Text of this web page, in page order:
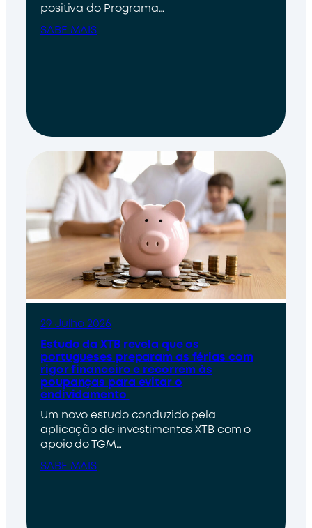
positiva do Programa…
SABE MAIS
29 Julho 2026
Estudo da XTB revela que os
portugueses preparam as férias com
rigor financeiro e recorrem às
poupanças para evitar o
endividamento
Um novo estudo conduzido pela
aplicação de investimentos XTB com o
apoio do TGM…
SABE MAIS